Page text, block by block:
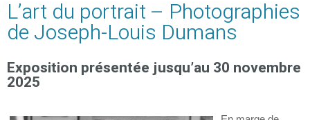
L’art du portrait –Photographies
de Joseph-Louis Dumans
Exposition présentée jusqu’au 30 novembre
2025